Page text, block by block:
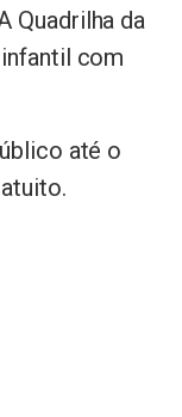
Quadrilha da
com
até o